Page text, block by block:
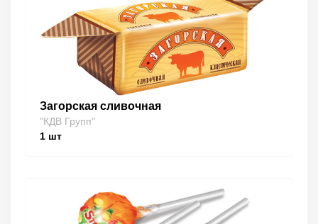
Загорская сливочная
"КДВ Групп"
1 шт